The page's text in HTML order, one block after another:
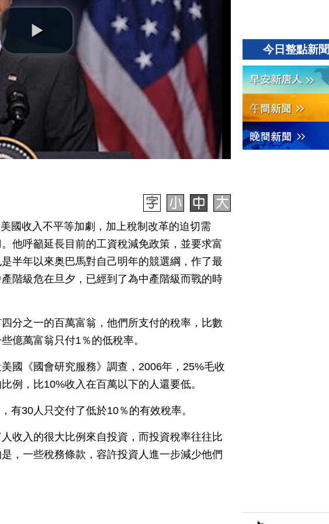
國收入不平等加劇，加上稅制改革的迫切需
他呼籲延長目前的工資稅減免政策，並要求富
半年以來奥巴馬對自己明年的競選綱，作了最
階級危在旦夕，已經到了為中產階級而戰的時
分之一的百萬富翁，他們所支付的稅率，比數
億萬富翁只付1％的低稅率。
國《國會研究服務》調查，2006年，25%毛收
例，比10%收入在百萬以下的人還要低。
有30人只交付了低於10％的有效稅率。
收入的很大比例來自投資，而投資稅率往往比
，一些稅務條款，容許投資人進一步減少他們
今日整點新聞